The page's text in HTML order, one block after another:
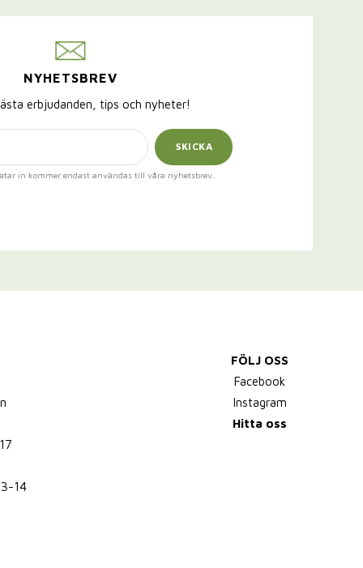
NYHETSBREV
erbjudanden, tips och nyheter!
SKICKA
in kommer endast användas till våra nyhetsbrev.
14
FÖLJ OSS
Facebook
Instagram
Hitta oss